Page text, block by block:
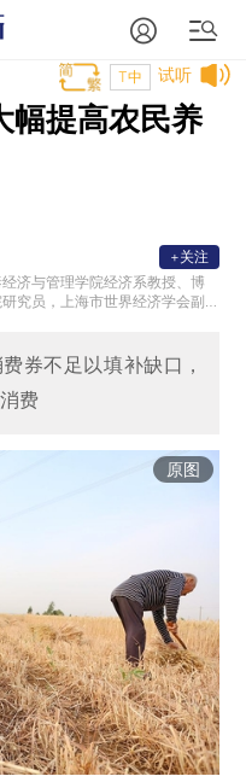
试听
T中
幅提高农民养
济与管理学院经济系教授、博
究员，上海市世界经济学会副
+关注
券不足以填补缺口，
费
原图